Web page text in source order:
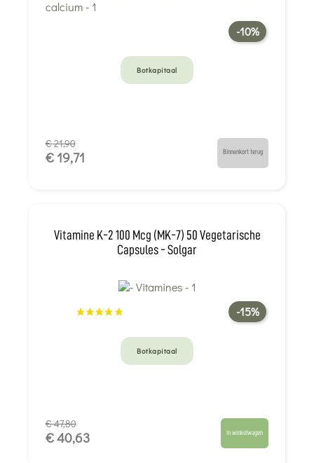
-10%
Botkapitaal
€ 21,90
€ 19,71 Binnenkort terug
Vitamine K-2 100 Mcg (MK-7) 50 Vegetarische
Capsules - Solgar
-15%
Botkapitaal
€ 47,80
€ 40,63 In winkelwagen